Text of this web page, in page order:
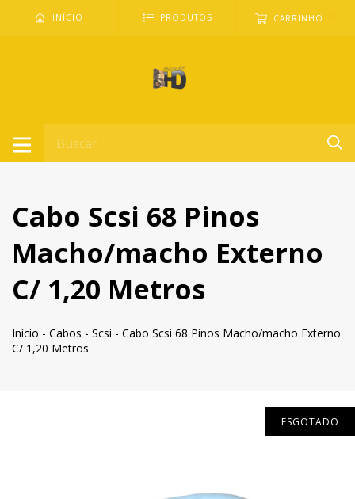
INÍCIO PRODUTOS CARRINHO
Cabo Scsi 68 Pinos
Macho/macho Externo
C/ 1,20 Metros
Início - Cabos - Scsi - Cabo Scsi 68 Pinos Macho/macho Externo
C/ 1,20 Metros
ESGOTADO